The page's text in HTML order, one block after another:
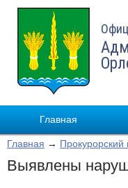
Главная
Главная → Прокурорский
Выявлены